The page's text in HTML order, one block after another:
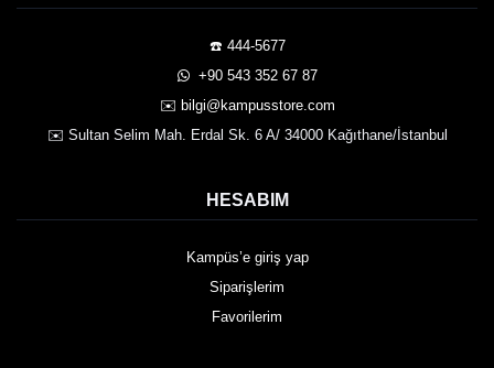
☎️ 444-5677
️ +90 543 352 67 87
✉️ bilgi@kampusstore.com
✉️ Sultan Selim Mah. Erdal Sk. 6 A/ 34000 Kağıthane/İstanbul
HESABIM
Kampüs’e giriş yap
Siparişlerim
Favorilerim